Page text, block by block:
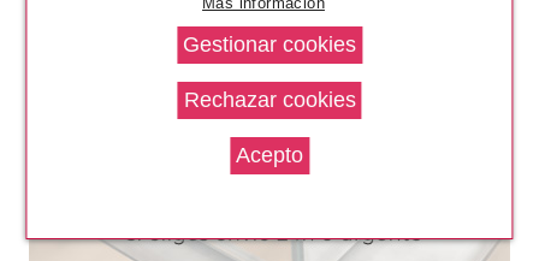
CATRICE EGG-CELLENT
EASTER BASAMO LABIAL 03
Pvr 4.69€
-14%
desde
4.05€